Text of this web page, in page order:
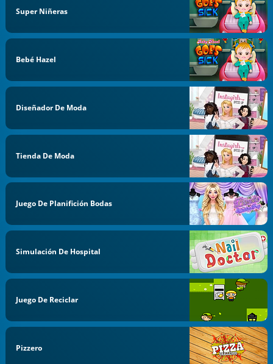
Super Niñeras
Bebé Hazel
Diseñador De Moda
Tienda De Moda
Juego De Planifición Bodas
Simulación De Hospital
Juego De Reciclar
Pizzero